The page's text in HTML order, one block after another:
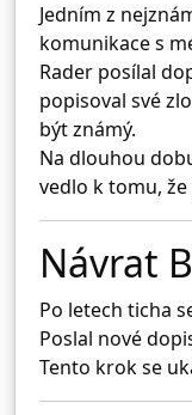
Jedním z
komunikace s
Rader posílal
popisoval své
být známý.
Na dlouhou
vedlo k tomu,
Návrat
Po letech ticha
Poslal nové
Tento krok se